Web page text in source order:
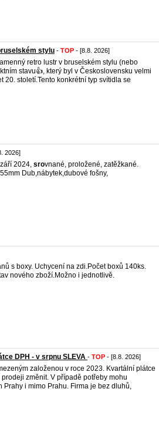
stylu - TOP - [8.8. 2026]
retro lustr v bruselském stylu (nebo
stavu👍, který byl v Československu velmi
20. století.Tento konkrétní typ svítidla se
2026]
2024, srovnané, proložené, zatěžkané.
Dub,nábytek,dubové fošny,
s boxy. Uchycení na zdi.Počet boxů 140ks.
nového zboží.Možno i jednotlivě.
DPH - v srpnu SLEVA - TOP - [8.8. 2026]
založenou v roce 2023. Kvartální plátce
změnit. V případě potřeby mohu
Prahy i mimo Prahu. Firma je bez dluhů,